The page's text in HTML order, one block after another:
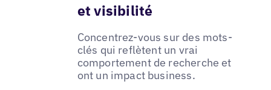
et visibilité
Concentrez-vous sur des mots-
clés qui reflètent un vrai
comportement de recherche et
ont un impact business.